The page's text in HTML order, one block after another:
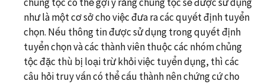
chủng tộc có thể gợi ý rằng chủng tộc sẽ được sử dụng
như là một cơ sở cho việc đưa ra các quyết định tuyển
chọn. Nếu thông tin được sử dụng trong quyết định
tuyển chọn và các thành viên thuộc các nhóm chủng
tộc đặc thù bị loại trừ khỏi việc tuyển dụng, thì các
câu hỏi truy vấn có thể cấu thành nên chứng cứ cho